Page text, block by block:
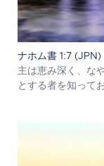
ナホム書 1:7 (JPN)
主は恵み深く、な
とする者を知って